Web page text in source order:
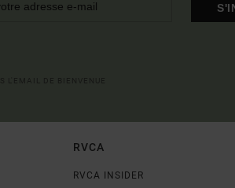
RVCA
RVCA INSIDER